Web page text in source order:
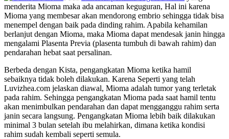
menderita Mioma maka ada ancaman keguguran, Hal ini karena
Mioma yang membesar akan mendorong embrio sehingga tidak bisa
menempel dengan baik pada dinding rahim. Apabila kehamilan
berlanjut dengan Mioma, maka Mioma dapat mendesak janin hingga
mengalami Plasenta Previa (plasenta tumbuh di bawah rahim) dan
pendarahan hebat saat persalinan.
Berbeda dengan Kista, pengangkatan Mioma ketika hamil
sebaiknya tidak boleh dilakukan. Karena Seperti yang telah
Luvizhea.com jelaskan diawal, Mioma adalah tumor yang terletak
pada rahim. Sehingga pengangkatan Mioma pada saat hamil tentu
akan menimbulkan pendarahan dan dapat mengganggu rahim serta
janin secara langsung. Pengangkatan Mioma lebih baik dilakukan
minimal 3 bulan setelah ibu melahirkan, dimana ketika kondisi
rahim sudah kembali seperti semula.